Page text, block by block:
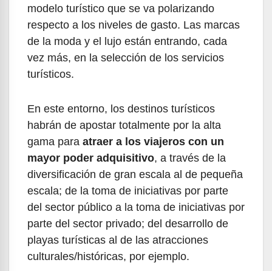
modelo turístico que se va polarizando
respecto a los niveles de gasto. Las marcas
de la moda y el lujo están entrando, cada
vez más, en la selección de los servicios
turísticos.
En este entorno, los destinos turísticos
habrán de apostar totalmente por la alta
gama para atraer a los viajeros con un
mayor poder adquisitivo, a través de la
diversificación de gran escala al de pequeña
escala; de la toma de iniciativas por parte
del sector público a la toma de iniciativas por
parte del sector privado; del desarrollo de
playas turísticas al de las atracciones
culturales/históricas, por ejemplo.